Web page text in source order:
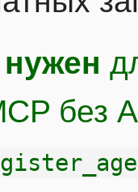
без